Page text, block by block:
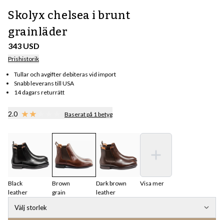
Skolyx chelsea i brunt
grainläder
343 USD
Prishistorik
Tullar och avgifter debiteras vid import
Snabb leverans till USA
14 dagars returrätt
2.0 Baserat på 1 betyg
Black
leather
Brown
grain
Dark brown
leather
Visa mer
Välj storlek